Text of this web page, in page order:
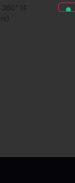
(4